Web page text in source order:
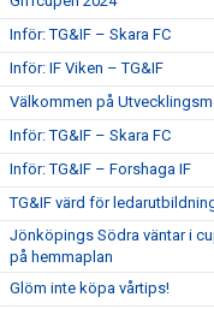
Inför: TG&IF – Skara FC
Inför: IF Viken – TG&IF
Välkommen på
Inför: TG&IF – Skara FC
Inför: TG&IF – Forshaga IF
TG&IF värd för
Jönköpings Södra väntar i
på hemmaplan
Glöm inte köpa vårtips!